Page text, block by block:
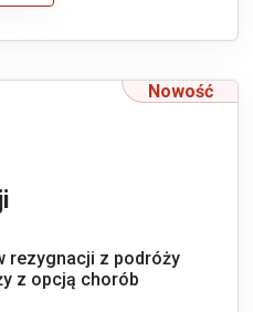
Nowość
rezygnacji z podróży
z opcją chorób